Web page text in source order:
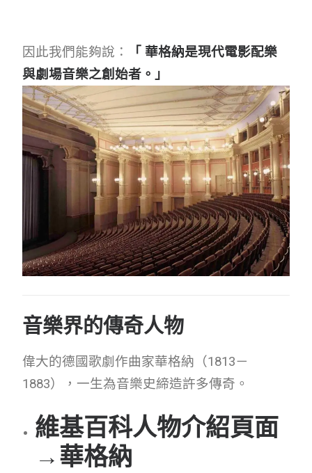
因此我們能夠說：
「 華格納是現代電影配樂
與劇場音樂之創始者。」
音樂界的傳奇人物
偉大的德國歌劇作曲家華格納（1813－
1883），一生為音樂史締造許多傳奇。
維基百科人物介紹頁面
→華格納